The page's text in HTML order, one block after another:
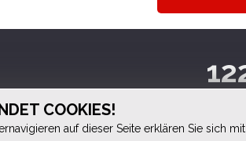
COOKIES!
auf dieser Seite erklären Sie sich